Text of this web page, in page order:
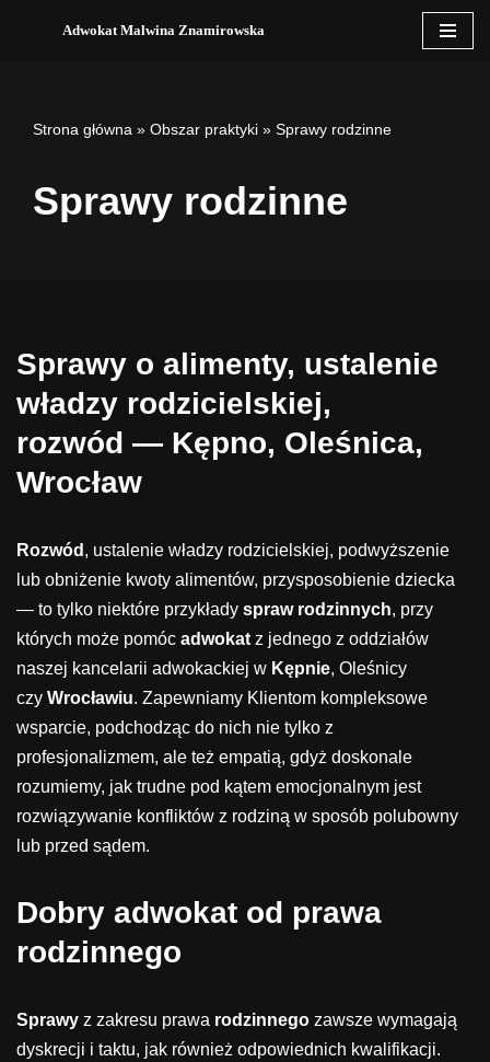
treści
Adwokat Malwina Znamirowska
Strona główna » Obszar praktyki » Sprawy rodzinne
Sprawy rodzinne
Sprawy o alimenty, ustalenie
władzy rodzicielskiej,
rozwód — Kępno, Oleśnica,
Wrocław
Rozwód , ustalenie władzy rodzicielskiej, podwyższenie
lub obniżenie kwoty alimentów, przysposobienie dziecka
— to tylko niektóre przykłady spraw rodzinnych, przy
których może pomóc adwokat z jednego z oddziałów
naszej kancelarii adwokackiej w Kępnie, Oleśnicy
czy Wrocławiu. Zapewniamy Klientom kompleksowe
wsparcie, podchodząc do nich nie tylko z
profesjonalizmem, ale też empatią, gdyż doskonale
rozumiemy, jak trudne pod kątem emocjonalnym jest
rozwiązywanie konfliktów z rodziną w sposób polubowny
lub przed sądem.
Dobry adwokat od prawa
rodzinnego
Sprawy z zakresu prawa rodzinnego zawsze wymagają
dyskrecji i taktu, jak również odpowiednich kwalifikacji.